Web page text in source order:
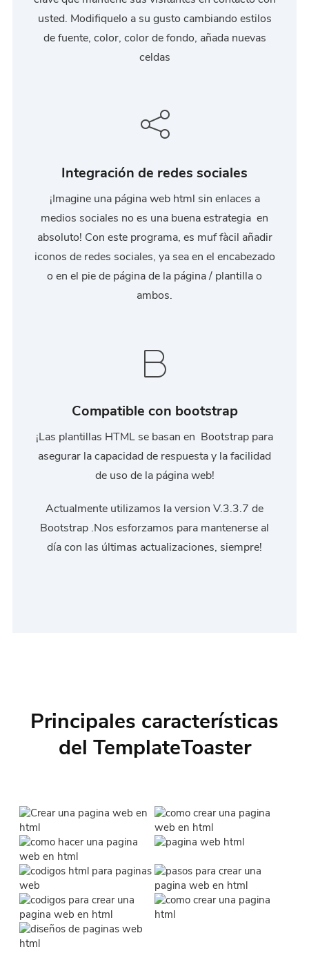
usted. Modifiquelo a su gusto cambiando estilos
de fuente, color, color de fondo, añada nuevas
celdas
Integración de redes sociales
¡Imagine una página web html sin enlaces a
medios sociales no es una buena estrategia en
absoluto! Con este programa, es muf fàcil añadir
iconos de redes sociales, ya sea en el encabezado
o en el pie de página de la página / plantilla o
ambos.
Compatible con bootstrap
¡Las plantillas HTML se basan en Bootstrap para
asegurar la capacidad de respuesta y la facilidad
de uso de la página web!
Actualmente utilizamos la version V.3.3.7 de
Bootstrap .Nos esforzamos para mantenerse al
día con las últimas actualizaciones, siempre!
Principales características
del TemplateToaster